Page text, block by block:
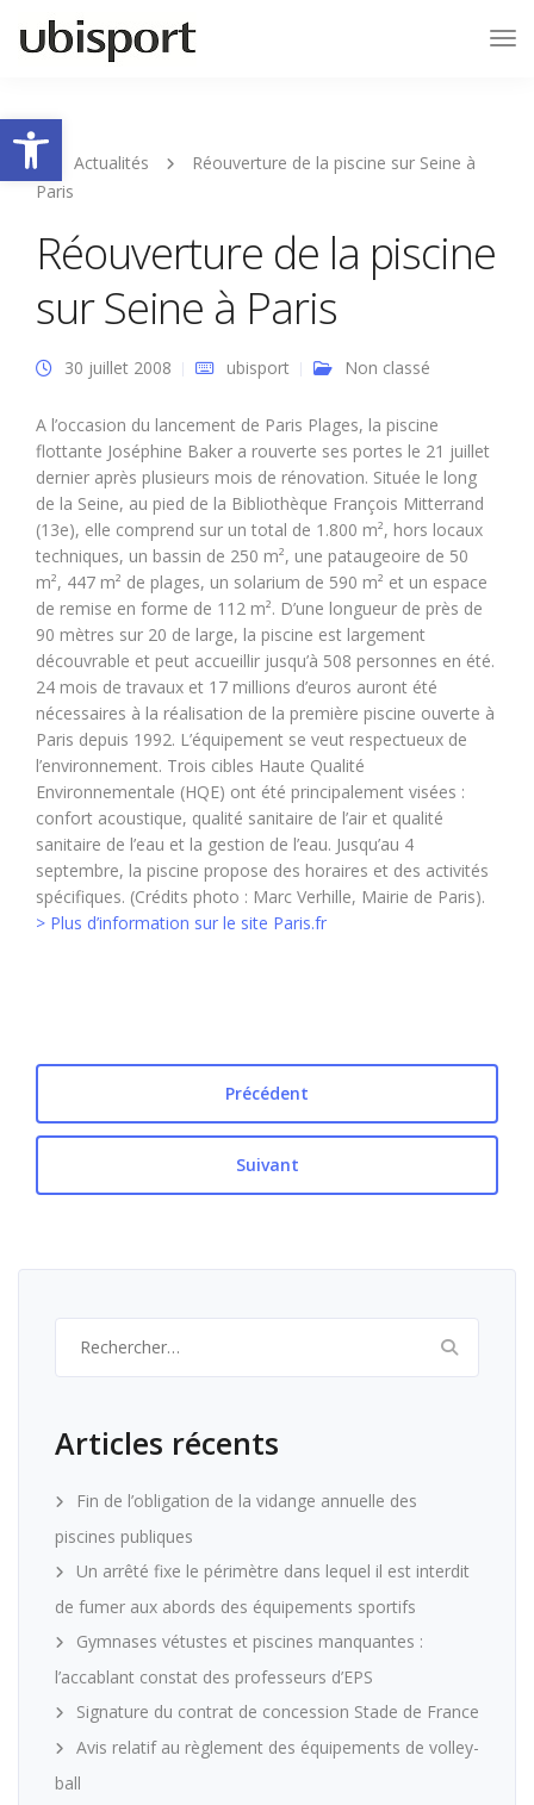
Ouvrir la barre d’outils
Actualités
Réouverture de la piscine sur Seine à
Paris
Réouverture de la piscine
sur Seine à Paris
30 juillet 2008 ubisport Non classé
A l’occasion du lancement de Paris Plages, la piscine
flottante Joséphine Baker a rouverte ses portes le 21 juillet
dernier après plusieurs mois de rénovation. Située le long
de la Seine, au pied de la Bibliothèque François Mitterrand
(13e), elle comprend sur un total de 1.800 m², hors locaux
techniques, un bassin de 250 m², une pataugeoire de 50
m², 447 m² de plages, un solarium de 590 m² et un espace
de remise en forme de 112 m². D’une longueur de près de
90 mètres sur 20 de large, la piscine est largement
découvrable et peut accueillir jusqu’à 508 personnes en été.
24 mois de travaux et 17 millions d’euros auront été
nécessaires à la réalisation de la première piscine ouverte à
Paris depuis 1992. L’équipement se veut respectueux de
l’environnement. Trois cibles Haute Qualité
Environnementale (HQE) ont été principalement visées :
confort acoustique, qualité sanitaire de l’air et qualité
sanitaire de l’eau et la gestion de l’eau. Jusqu’au 4
septembre, la piscine propose des horaires et des activités
spécifiques. (Crédits photo : Marc Verhille, Mairie de Paris).
> Plus d’information sur le site Paris.fr
Précédent
Suivant
Articles récents
Fin de l’obligation de la vidange annuelle des
piscines publiques
Un arrêté fixe le périmètre dans lequel il est interdit
de fumer aux abords des équipements sportifs
Gymnases vétustes et piscines manquantes :
l’accablant constat des professeurs d’EPS
Signature du contrat de concession Stade de France
Avis relatif au règlement des équipements de volley-
ball